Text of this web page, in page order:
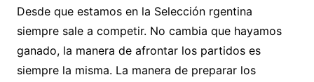
Desde que estamos en la Selección rgentina
siempre sale a competir. No cambia que hayamos
ganado, la manera de afrontar los partidos es
siempre la misma. La manera de preparar los